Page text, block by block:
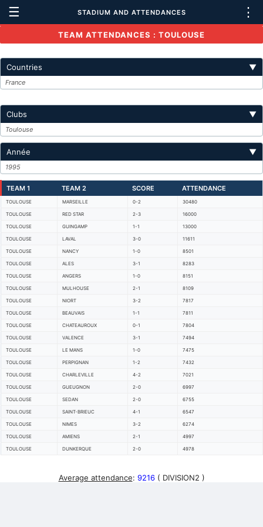
☰ STADIUM AND ATTENDANCES ⋮
TEAM ATTENDANCES : TOULOUSE
Countries ▼
France
Clubs ▼
Toulouse
Année ▼
1995
TEAM 1 TEAM 2 SCORE ATTENDANCE
TOULOUSE MARSEILLE 0-2 30480
TOULOUSE RED STAR 2-3 16000
TOULOUSE GUINGAMP 1-1 13000
TOULOUSE LAVAL 3-0 11611
TOULOUSE NANCY 1-0 8501
TOULOUSE ALES 3-1 8283
TOULOUSE ANGERS 1-0 8151
TOULOUSE MULHOUSE 2-1 8109
TOULOUSE NIORT 3-2 7817
TOULOUSE BEAUVAIS 1-1 7811
TOULOUSE CHATEAUROUX 0-1 7804
TOULOUSE VALENCE 3-1 7494
TOULOUSE LE MANS 1-0 7475
TOULOUSE PERPIGNAN 1-2 7432
TOULOUSE CHARLEVILLE 4-2 7021
TOULOUSE GUEUGNON 2-0 6997
TOULOUSE SEDAN 2-0 6755
TOULOUSE SAINT-BRIEUC 4-1 6547
TOULOUSE NIMES 3-2 6274
TOULOUSE AMIENS 2-1 4997
TOULOUSE DUNKERQUE 2-0 4978
Average attendance: 9216 ( DIVISION2 )